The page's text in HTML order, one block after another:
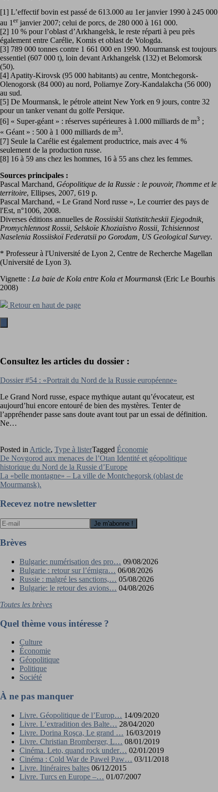
[1] L’effectif bovin est passé de 613.000 au 1er janvier 1990 à 245 000
au 1 erjanvier 2007; celui de porcs, de 280 000 à 161 000.
[2] 10 % pour l’oblast d’Arkhangelsk, le reste réparti à peu près
également entre Carélie, Komis et oblast de Vologda.
[3] 789 000 tonnes contre 1 661 000 en 1990. Mourmansk est toujours
essentiel (607 000 t), loin devant Arkhangelsk (132) et Belomorsk
(50).
[4] Apatity-Kirovsk (95 000 habitants) au centre, Montchegorsk-
Olenogorsk (84 000) au nord, Poliarnye Zory-Kandalakcha (56 000)
au sud.
[5] De Mourmansk, le pétrole atteint New York en 9 jours, contre 32
pour un tanker venant du golfe Persique.
[6] « Super-géant » : réserves supérieures à 1.000 milliards de m3 ;
« Géant » : 500 à 1 000 milliards de m3.
[7] Seule la Carélie est également productrice, mais avec 4 %
seulement de la production russe.
[8] 16 à 59 ans chez les hommes, 16 à 55 ans chez les femmes.
Sources principales :
Pascal Marchand, Géopolitique de la Russie : le pouvoir, l'homme et le
territoire, Ellipses, 2007, 619 p.
Pascal Marchand, « Le Grand Nord russe », Le courrier des pays de
l'Est, n°1006, 2008.
Diverses éditions annuelles de Rossiiskii Statistitcheskii Ejegodnik,
Promychlennost Rossii, Selskoïe Khoziaïstvo Rossii, Tchisiennost
Naselenia Rossiiskoï Federatsii po Gorodam, US Geological Survey.
* Professeur à l'Université de Lyon 2, Centre de Recherche Magellan
(Université de Lyon 3).
Vignette : La baie de Kola entre Kola et Mourmansk (Eric Le Bourhis
2008)
Retour en haut de page
Consultez les articles du dossier :
Dossier #54 : «Portrait du Nord de la Russie européenne»
Le Grand Nord russe, espace mythique autant qu’évocateur, est
aujourd’hui encore entouré de bien des mystères. Tenter de
l’appréhender passe sans doute avant tout par un essai de définition.
Ne…
Posted in Article, Type à listerTagged Économie
Navigation
de
l’article
De Novgorod aux menaces de l’Otan Identité et géopolitique
historique du Nord de la Russie d’Europe
La «belle montagne» – La ville de Montchegorsk (oblast de
Mourmansk).
Recevez notre newsletter
Brèves
Bulgarie: numérisation des pro… 09/08/2026
Bulgarie : retour sur l’émigra… 06/08/2026
Russie : malgré les sanctions,… 05/08/2026
Bulgarie: le retour des avions… 04/08/2026
Toutes les brèves
Quel thème vous intéresse ?
Culture
Économie
Géopolitique
Politique
Société
À ne pas manquer
Livre. Géopolitique de l’Europ… 14/09/2020
Livre. L’extradition des Balte… 28/04/2020
Livre. Dorina Roşca, Le grand … 16/03/2019
Livre. Christian Bromberger, L… 08/01/2019
Cinéma. Leto, quand rock under… 02/01/2019
Cinéma : Cold War de Paweł Paw… 03/11/2018
Livre. Itinéraires baltes 06/12/2015
Livre. Turcs en Europe –… 01/07/2007